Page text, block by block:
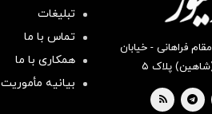
فراهانی - خیابان
پلاک ۵
تبلیغات
تماس با ما
همکاری با ما
بیانیه مأموریت